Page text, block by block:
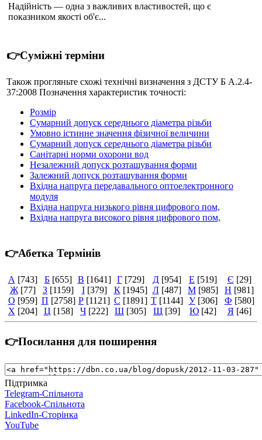
Надійність — одна з важливих властивостей, що є
показником якості об'є...
👉Суміжні терміни
Також прогляньте схожі технічні визначення з ДСТУ Б А.2.4-
37:2008 Позначення характеристик точності:
Розмір
Сумарний допуск середнього діаметра різьби
Умовно істинне значення фізичної величини
Сумарний допуск середнього діаметра різьби
Санітарні норми охорони вод
Незалежний допуск розташування форми
Залежний допуск розташування форми
Вхідна напруга передавального оптоелектронного
модуля
Вхідна напруга низького рівня цифрового пом,
Вхідна напруга високого рівня цифрового пом,
👉Абетка Термінів
А [743] Б [655] В [1641] Г [729] Д [954] Е [519] Є [29]
Ж [77] З [1159] І [379] К [1945] Л [487] М [985] Н [981]
О [959] П [2758] Р [1121] С [1891] Т [1144] У [306] Ф [580]
Х [204] Ц [158] Ч [222] Ш [305] Щ [39] Ю [42] Я [46]
👉Посилання для поширення
Підтримка
Telegram-Спільнота
Facebook-Спільнота
LinkedIn-Сторінка
YouTube